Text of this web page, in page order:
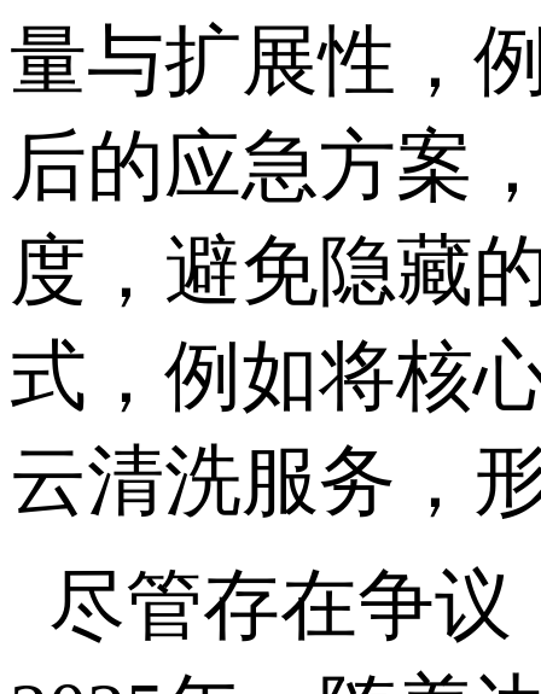
量与扩展性，
后的应急方案
度，避免隐藏
式，例如将核
云清洗服务，
尽管存在争议